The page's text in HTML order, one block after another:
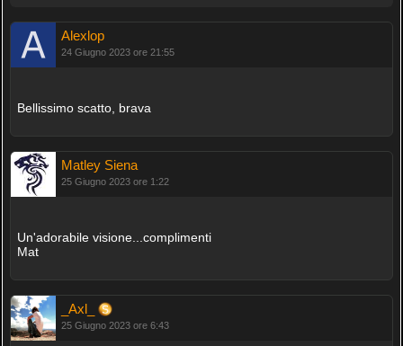
Alexlop
24 Giugno 2023 ore 21:55
Bellissimo scatto, brava
Matley Siena
25 Giugno 2023 ore 1:22
Un'adorabile visione...complimenti
Mat
_Axl_
25 Giugno 2023 ore 6:43